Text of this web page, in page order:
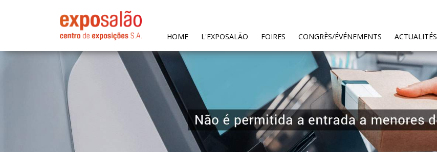
HOME(CURRENT)
L'EXPOSALÃO FOIRES CONGRÈS/ÉVÉNEMENTS ACTUALITÉS